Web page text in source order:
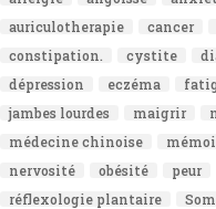
auriculotherapie
cancer
constipation.
cystite
dépression
eczéma
jambes lourdes
maigrir
médecine chinoise
nervosité
obésité peur
réflexologie plantaire